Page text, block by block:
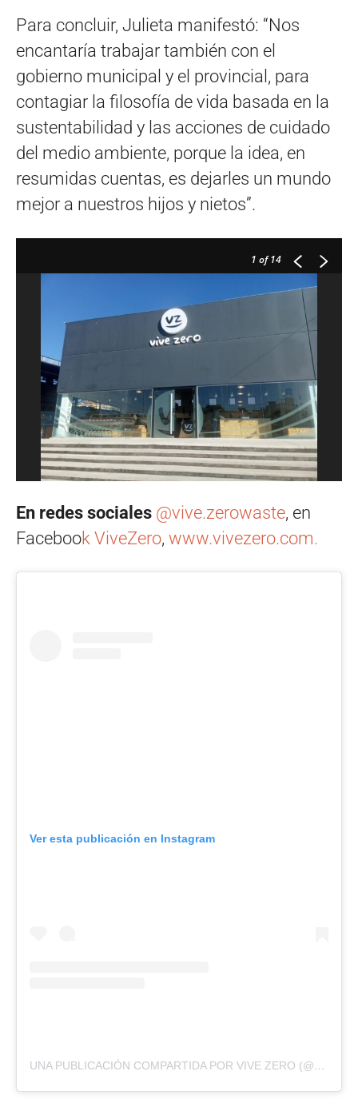
Para concluir, Julieta manifestó: “Nos
encantaría trabajar también con el
gobierno municipal y el provincial, para
contagiar la filosofía de vida basada en la
sustentabilidad y las acciones de cuidado
del medio ambiente, porque la idea, en
resumidas cuentas, es dejarles un mundo
mejor a nuestros hijos y nietos”.
1 of 14
En redes sociales @vive.zerowaste, en
Facebook ViveZero, www.vivezero.com.
Ver esta publicación en Instagram
UNA PUBLICACIÓN COMPARTIDA POR VIVE ZERO (@VIVE.ZEROWASTE)